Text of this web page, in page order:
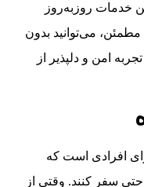
خدمات روزبه‌روز
می‌توانید بدون
امن و دلپذیر از
افرادی است که
سفر کنند. وقتی از